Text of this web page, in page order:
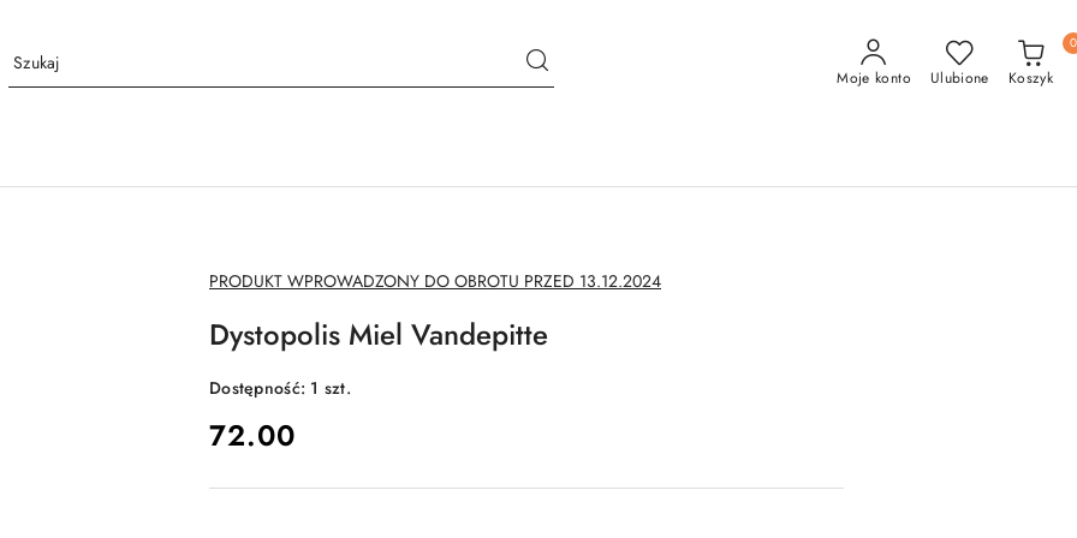
Moje konto Ulubione Koszyk
0
NAZWA
PRODUCENTA:
PRODUKT WPROWADZONY DO OBROTU PRZED 13.12.2024
Dystopolis Miel Vandepitte
Dostępność: 1 szt.
cena:
72.00